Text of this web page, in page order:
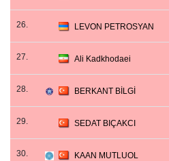
26. LEVON PETROSYAN
27. Ali Kadkhodaei
28. BERKANT BİLGİ
29. SEDAT BIÇAKCI
30. KAAN MUTLUOL